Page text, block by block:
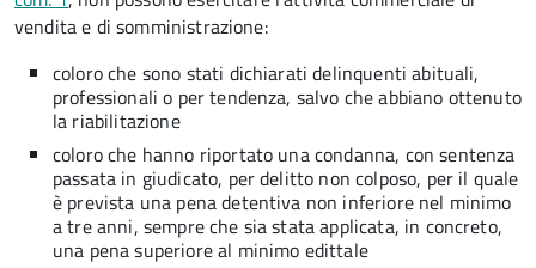
vendita e di somministrazione:
coloro che sono stati dichiarati delinquenti abituali,
professionali o per tendenza, salvo che abbiano ottenuto
la riabilitazione
coloro che hanno riportato una condanna, con sentenza
passata in giudicato, per delitto non colposo, per il quale
è prevista una pena detentiva non inferiore nel minimo
a tre anni, sempre che sia stata applicata, in concreto,
una pena superiore al minimo edittale